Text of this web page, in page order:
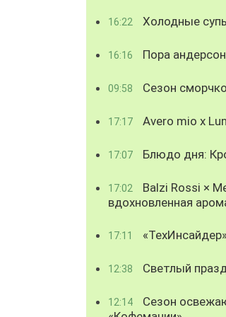
16:22 Холодные
16:16 Пора
09:58 Сезон
17:17 Avero mio x
17:07 Блюдо дня:
17:02
Balzi Rossi ×
вдохновленная
17:11
12:38 Светлый
12:14
Сезон